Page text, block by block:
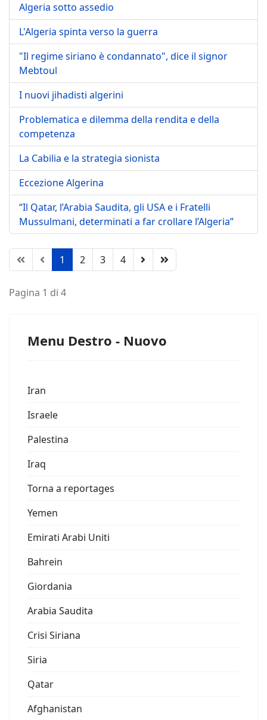
Algeria sotto assedio
L'Algeria spinta verso la guerra
"Il regime siriano è condannato", dice il signor
Mebtoul
I nuovi jihadisti algerini
Problematica e dilemma della rendita e della
competenza
La Cabilia e la strategia sionista
Eccezione Algerina
“Il Qatar, l’Arabia Saudita, gli USA e i Fratelli
Mussulmani, determinati a far crollare l’Algeria”
1 2 3 4
Pagina 1 di 4
Menu Destro - Nuovo
Iran
Israele
Palestina
Iraq
Torna a reportages
Yemen
Emirati Arabi Uniti
Bahrein
Giordania
Arabia Saudita
Crisi Siriana
Siria
Qatar
Afghanistan